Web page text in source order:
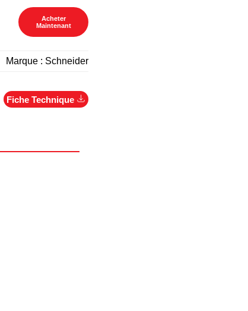
Acheter
Maintenant
Marque : Schneider
Fiche Technique